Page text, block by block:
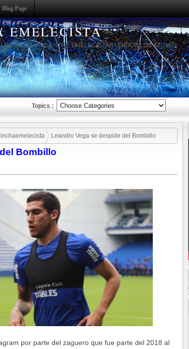
Blog Page
EMELECISTA
SE LO VIVE ENTRE EMELECISTAS UNIDOS LOS AZULES
Home About Us Instruction
Topics :
Leandro Vega se despide del Bombillo
Bombillo
por parte del zaguero que fue parte del 2018 al